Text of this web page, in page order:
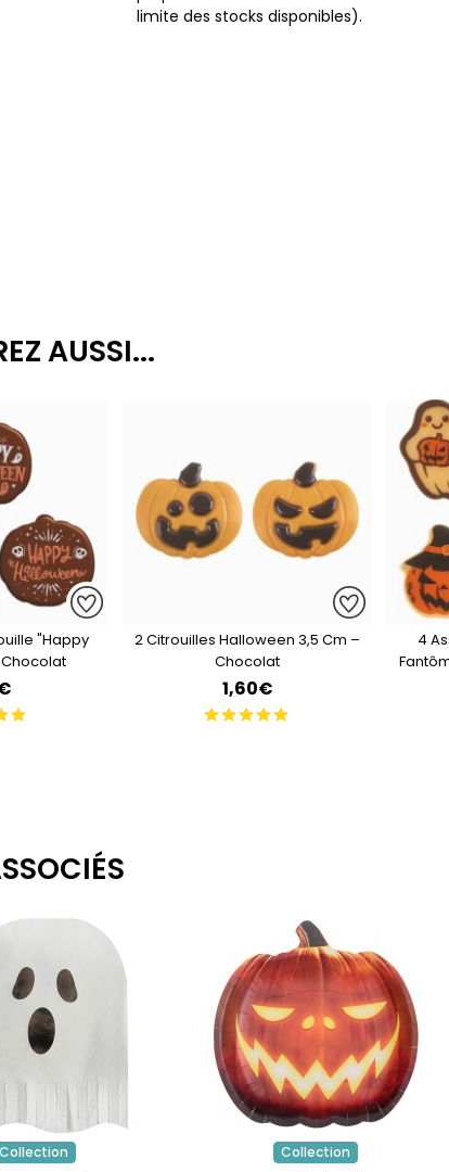
limite des stocks disponibles).
AUSSI...
"Happy
2 Citrouilles Halloween 3,5 Cm –
Chocolat
1,60€
4
Collection Collection